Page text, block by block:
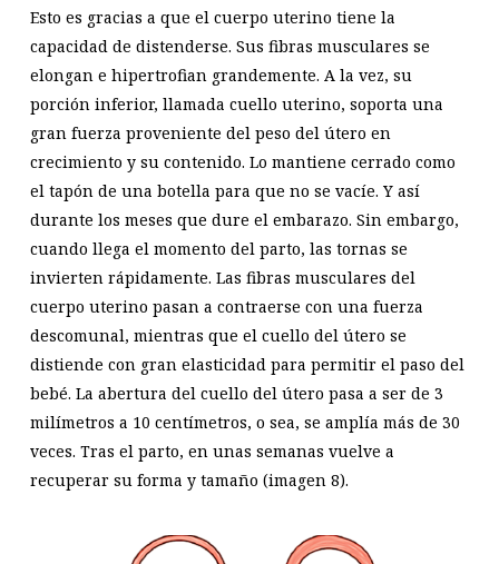
Esto es gracias a que el cuerpo uterino tiene la
capacidad de distenderse. Sus fibras musculares se
elongan e hipertrofian grandemente. A la vez, su
porción inferior, llamada cuello uterino, soporta una
gran fuerza proveniente del peso del útero en
crecimiento y su contenido. Lo mantiene cerrado como
el tapón de una botella para que no se vacíe. Y así
durante los meses que dure el embarazo. Sin embargo,
cuando llega el momento del parto, las tornas se
invierten rápidamente. Las fibras musculares del
cuerpo uterino pasan a contraerse con una fuerza
descomunal, mientras que el cuello del útero se
distiende con gran elasticidad para permitir el paso del
bebé. La abertura del cuello del útero pasa a ser de 3
milímetros a 10 centímetros, o sea, se amplía más de 30
veces. Tras el parto, en unas semanas vuelve a
recuperar su forma y tamaño (imagen 8).